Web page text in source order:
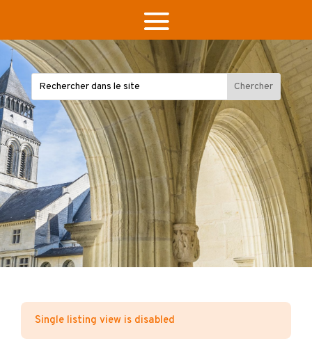
Single listing view is disabled